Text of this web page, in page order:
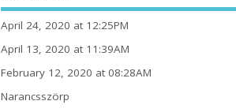
April 24, 2020 at 12:25PM
April 13, 2020 at 11:39AM
February 12, 2020 at 08:28AM
Narancsszörp